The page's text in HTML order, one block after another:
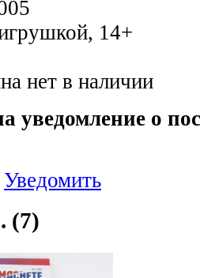
14+
нет в наличии
уведомление о
Уведомить
(7)